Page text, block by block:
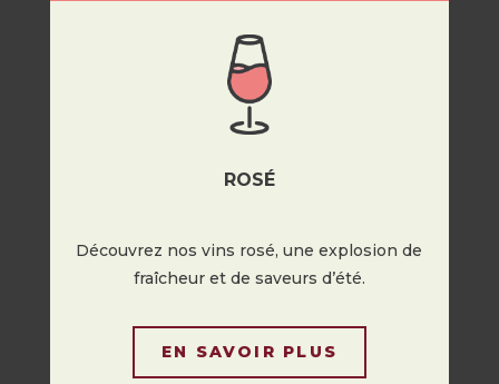
ROSÉ
Découvrez nos vins rosé, une explosion de
fraîcheur et de saveurs d’été.
EN SAVOIR PLUS